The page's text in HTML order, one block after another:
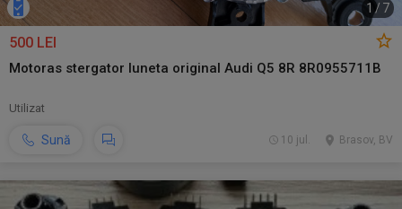
1 / 7
500 LEI
Motoras stergator luneta original Audi Q5 8R 8R0955711B
Utilizat
Sună Brasov, BV
10 jul.